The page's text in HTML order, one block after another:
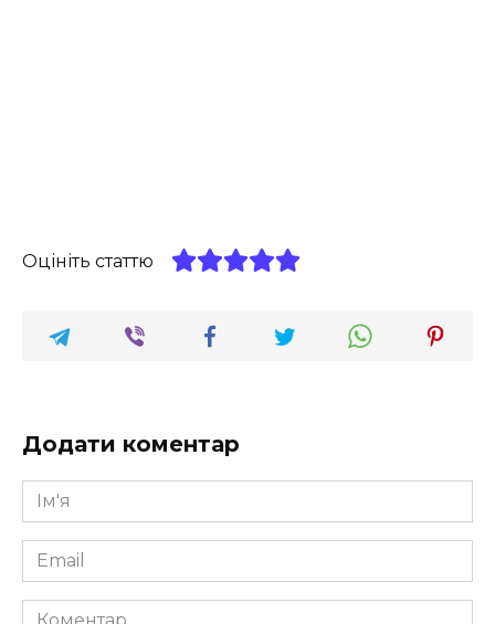
Оцініть статтю
Додати коментар
Ім'я
*
Email
*
Коментар